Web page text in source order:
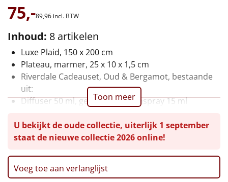
Leuke
Goedkope
Uniek
Alle thema's
Hitster NIEUW
75,-89,96 incl. BTW
Inhoud: 8 artikelen
Luxe Plaid, 150 x 200 cm
Plateau, marmer, 25 x 10 x 1,5 cm
Riverdale Cadeauset, Oud & Bergamot, bestaande
uit:
Diffuser 50 ml, geurkaars, roomspray 15 ml
Volcanos, 75 gr
Verpakt in een feestelijke kerstdoos, 39 x 29 x 17.7
Toon meer
U bekijkt de oude collectie, uiterlijk 1 september
staat de nieuwe collectie 2026 online!
Voeg toe aan verlanglijst